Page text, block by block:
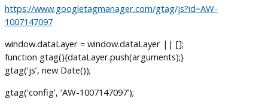
KONTAKT
https://www.googletagmanager.com/gtag/js?id=AW-
1007147097
window.dataLayer = window.dataLayer || [];
function gtag(){dataLayer.push(arguments);}
gtag(’js’, new Date());
gtag(’config’, ’AW-1007147097’);